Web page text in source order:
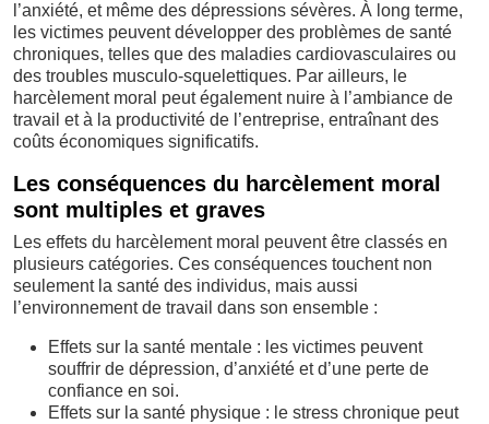
l’anxiété, et même des dépressions sévères. À long terme,
les victimes peuvent développer des problèmes de santé
chroniques, telles que des maladies cardiovasculaires ou
des troubles musculo-squelettiques. Par ailleurs, le
harcèlement moral peut également nuire à l’ambiance de
travail et à la productivité de l’entreprise, entraînant des
coûts économiques significatifs.
Les conséquences du harcèlement moral
sont multiples et graves
Les effets du harcèlement moral peuvent être classés en
plusieurs catégories. Ces conséquences touchent non
seulement la santé des individus, mais aussi
l’environnement de travail dans son ensemble :
Effets sur la santé mentale : les victimes peuvent
souffrir de dépression, d’anxiété et d’une perte de
confiance en soi.
Effets sur la santé physique : le stress chronique peut